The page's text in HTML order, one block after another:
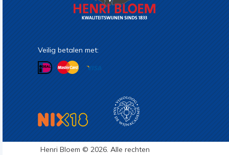
Veilig betalen met:
Henri Bloem © 2026. Alle rechten